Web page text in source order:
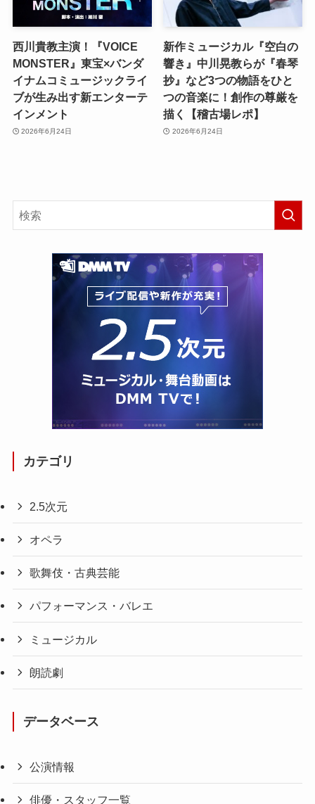
西川貴教主演！『VOICE
MONSTER』東宝×バンダ
イナムコミュージックライ
ブが生み出す新エンターテ
インメント
2026年6月24日
新作ミュージカル『空白の
響き』中川晃教らが『春琴
抄』など3つの物語をひと
つの音楽に！創作の尊厳を
描く【稽古場レポ】
2026年6月24日
カテゴリ
2.5次元
オペラ
歌舞伎・古典芸能
パフォーマンス・バレエ
ミュージカル
朗読劇
データベース
公演情報
俳優・スタッフ一覧